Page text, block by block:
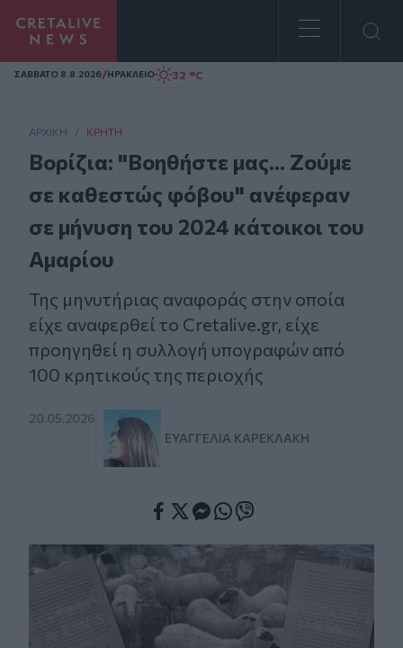
Homepage
ΣAΒΒΑΤΟ 8.8.2026/ΗΡΑΚΛΕΙΟ 32 °C
ΑΡΧΙΚΗ / ΚΡΉΤΗ
Βορίζια: "Βοηθήστε μας... Ζούμε
σε καθεστώς φόβου" ανέφεραν
σε μήνυση του 2024 κάτοικοι του
Αμαρίου
Της μηνυτήριας αναφοράς στην οποία
είχε αναφερθεί το Cretalive.gr, είχε
προηγηθεί η συλλογή υπογραφών από
100 κρητικούς της περιοχής
20.05.2026
ΕΥΑΓΓΕΛΊΑ ΚΑΡΕΚΛΆΚΗ